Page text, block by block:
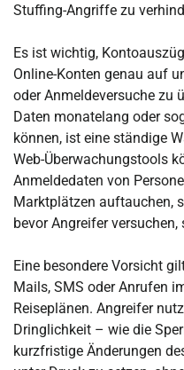
Stuffing-Angriffe zu
Es ist wichtig,
Online-Konten genau auf
oder Anmeldeversuche zu
Daten monatelang oder
können, ist eine ständige
Web-Überwachungstools
Anmeldedaten von
Marktplätzen auftauchen,
bevor Angreifer
Eine besondere Vorsicht
Mails, SMS oder Anrufen
Reiseplänen. Angreifer
Dringlichkeit – wie die
kurzfristige Änderungen